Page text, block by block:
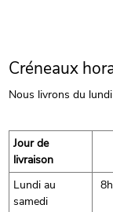
Créneaux
Nous livrons du
Jour de
livraison
Lundi au
samedi